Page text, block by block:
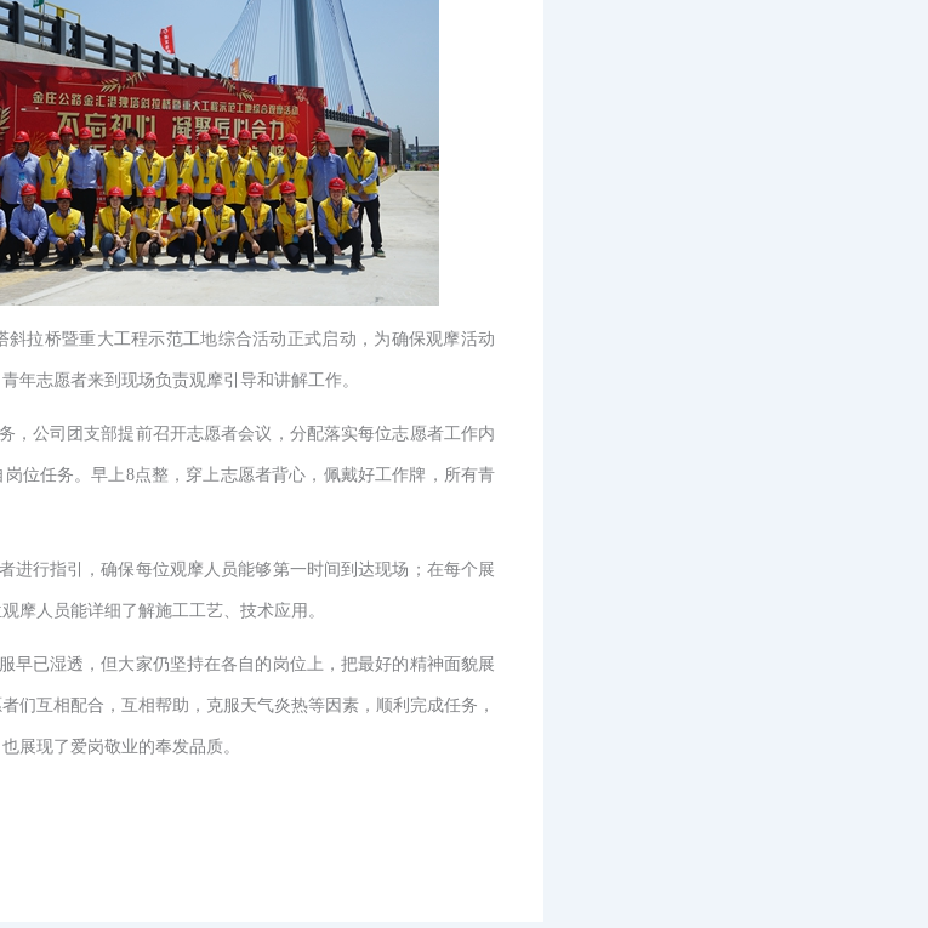
斜拉桥暨重大工程示范工地综合活动正式启动，为确保观摩活动
年志愿者来到现场负责观摩引导和讲解工作。
，公司团支部提前召开志愿者会议，分配落实每位志愿者工作内
位任务。早上8点整，穿上志愿者背心，佩戴好工作牌，所有青
进行指引，确保每位观摩人员能够第一时间到达现场；在每个展
摩人员能详细了解施工工艺、技术应用。
早已湿透，但大家仍坚持在各自的岗位上，把最好的精神面貌展
们互相配合，互相帮助，克服天气炎热等因素，顺利完成任务，
展现了爱岗敬业的奉发品质。